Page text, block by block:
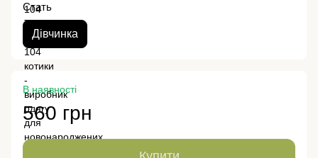
Стать
Дівчинка
В наявності
560 грн